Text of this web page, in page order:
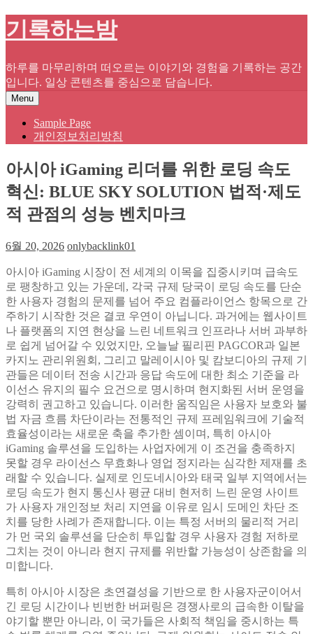
Skip
to
기록하는밤
하루를 마무리하며 떠오르는 이야기와 경험을 기록하는 공간
입니다. 일상 콘텐츠를 중심으로 담습니다.
Menu
Sample Page
개인정보처리방침
아시아 iGaming 리더를 위한 로딩 속도
혁신: BLUE SKY SOLUTION 법적·제도
적 관점의 성능 벤치마크
6월 20, 2026 onlybacklink01
아시아 iGaming 시장이 전 세계의 이목을 집중시키며 급속도
로 팽창하고 있는 가운데, 각국 규제 당국이 로딩 속도를 단순
한 사용자 경험의 문제를 넘어 주요 컴플라이언스 항목으로 간
주하기 시작한 것은 결코 우연이 아닙니다. 과거에는 웹사이트
나 플랫폼의 지연 현상을 느린 네트워크 인프라나 서버 과부하
로 쉽게 넘어갈 수 있었지만, 오늘날 필리핀 PAGCOR과 일본
카지노 관리위원회, 그리고 말레이시아 및 캄보디아의 규제 기
관들은 데이터 전송 시간과 응답 속도에 대한 최소 기준을 라
이선스 유지의 필수 요건으로 명시하며 현지화된 서버 운영을
강력히 권고하고 있습니다. 이러한 움직임은 사용자 보호와 불
법 자금 흐름 차단이라는 전통적인 규제 프레임워크에 기술적
효율성이라는 새로운 축을 추가한 셈이며, 특히 아시아
iGaming 솔루션을 도입하는 사업자에게 이 조건을 충족하지
못할 경우 라이선스 무효화나 영업 정지라는 심각한 제재를 초
래할 수 있습니다. 실제로 인도네시아와 태국 일부 지역에서는
로딩 속도가 현지 통신사 평균 대비 현저히 느린 운영 사이트
가 사용자 개인정보 처리 지연을 이유로 임시 도메인 차단 조
치를 당한 사례가 존재합니다. 이는 특정 서버의 물리적 거리
가 먼 국외 솔루션을 단순히 투입할 경우 사용자 경험 저하로
그치는 것이 아니라 현지 규제를 위반할 가능성이 상존함을 의
미합니다.
특히 아시아 시장은 초연결성을 기반으로 한 사용자군이어서
긴 로딩 시간이나 빈번한 버퍼링은 경쟁사로의 급속한 이탈을
야기할 뿐만 아니라, 이 국가들은 사회적 책임을 중시하는 특